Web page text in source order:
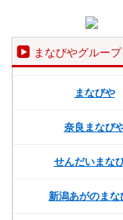
まなびやグループ
まなびや
奈良まなび
せんだいまな
新潟あがのまな